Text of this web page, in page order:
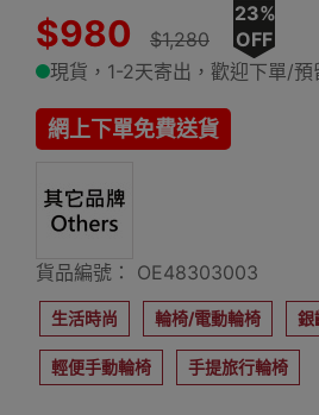
$980 $1,280
23%
OFF
現貨，1-2天寄出，歡迎下單/預
網上下單免費送貨
貨品編號： OE48303003
生活時尚 輪椅/電動輪椅 銀
輕便手動輪椅 手提旅行輪椅